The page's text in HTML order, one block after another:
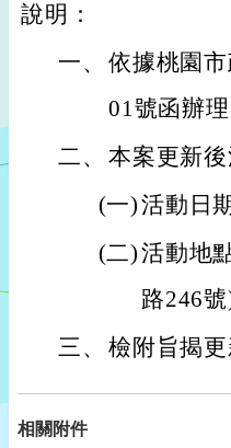
說明：
一、 依據桃園
01號函辦理
二、 本案更新後
(一)活動日
(二)活動地
路246號)
三、 檢附旨揭更
相關附件